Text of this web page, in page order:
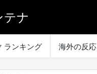
ナ
ランキング 海外の反応